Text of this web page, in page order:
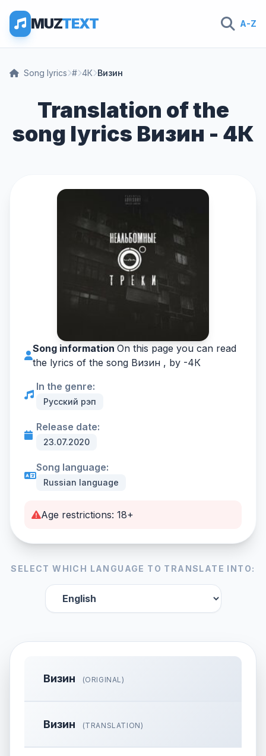
MUZTEXT A-Z
Song lyrics # 4К Визин
Translation of the
song lyrics Визин - 4К
Song information On this page you can read
the lyrics of the song Визин , by -4К
In the genre:
Русский рэп
Release date:
23.07.2020
Song language:
Russian language
Age restrictions: 18+
SELECT WHICH LANGUAGE TO TRANSLATE INTO:
Визин (ORIGINAL)
Визин (TRANSLATION)